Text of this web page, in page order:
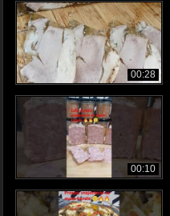
00:28
00:10